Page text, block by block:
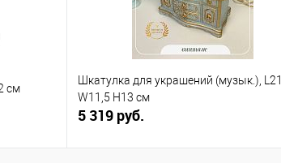
см
Шкатулка для украшений (музык.),
W11,5 H13 см
5 319 руб.